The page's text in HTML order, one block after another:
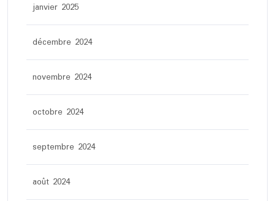
janvier 2025
décembre 2024
novembre 2024
octobre 2024
septembre 2024
août 2024